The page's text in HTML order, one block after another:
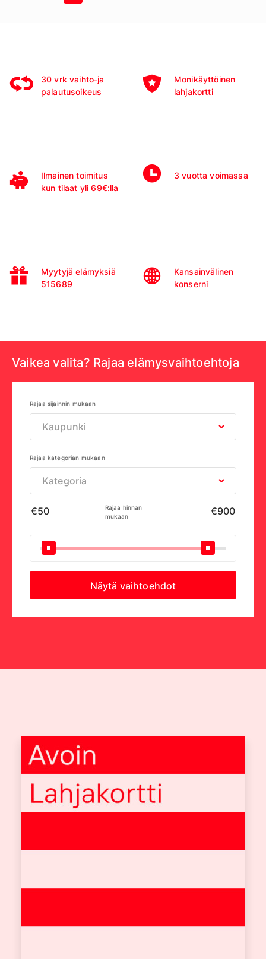
30 vrk vaihto-ja
palautusoikeus
Monikäyttöinen
lahjakortti
Ilmainen toimitus
kun tilaat yli 69€:lla
3 vuotta voimassa
Myytyjä elämyksiä
515689
Kansainvälinen
konserni
Vaikea valita? Rajaa elämysvaihtoehtoja
Rajaa sijainnin mukaan
Kaupunki
Rajaa kategorian mukaan
Kategoria
Rajaa hinnan
mukaan
Näytä vaihtoehdot